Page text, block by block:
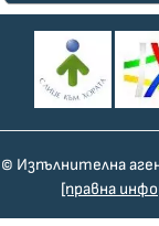
© Изпълнителна
[правна